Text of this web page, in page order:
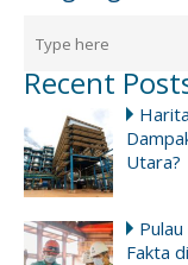
Recent
Utara?
Fakta